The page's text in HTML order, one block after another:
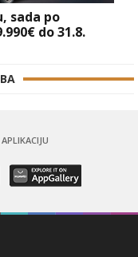
sada po
do 31.8.